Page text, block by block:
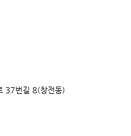
37번길 8(창전동)